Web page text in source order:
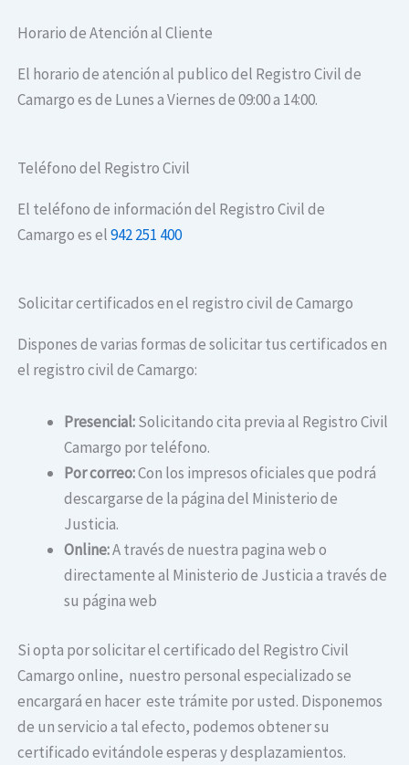
Horario de Atención al Cliente
El horario de atención al publico del Registro Civil de
Camargo es de Lunes a Viernes de 09:00 a 14:00.
Teléfono del Registro Civil
El teléfono de información del Registro Civil de
Camargo es el942 251 400
Solicitar certificados en el registro civil de Camargo
Dispones de varias formas de solicitar tus certificados en
el registro civil de Camargo:
Presencial:Solicitando cita previa al Registro Civil
Camargo por teléfono.
Por correo:Con los impresos oficiales que podrá
descargarse de la página del Ministerio de
Justicia.
Online:A través de nuestra pagina web o
directamente al Ministerio de Justicia a través de
su página web
Si opta por solicitar el certificado del Registro Civil
Camargo online, nuestro personal especializado se
encargará en hacer este trámite por usted. Disponemos
de un servicio a tal efecto, podemos obtener su
certificado evitándole esperas y desplazamientos.